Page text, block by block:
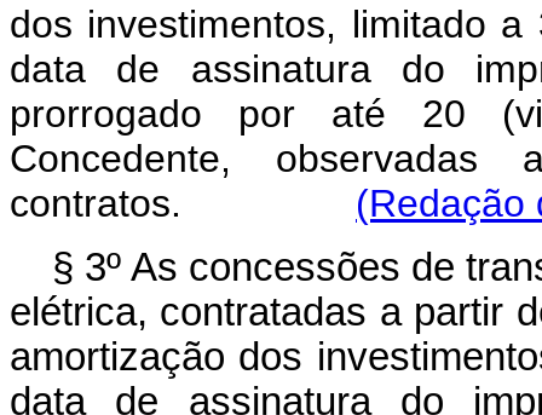
dos investimentos, limitado
data de assinatura do
prorrogado por até 20
Concedente, observadas
contratos. (Redação
§ 3º As concessões de
elétrica, contratadas a partir
amortização dos
data de assinatura do